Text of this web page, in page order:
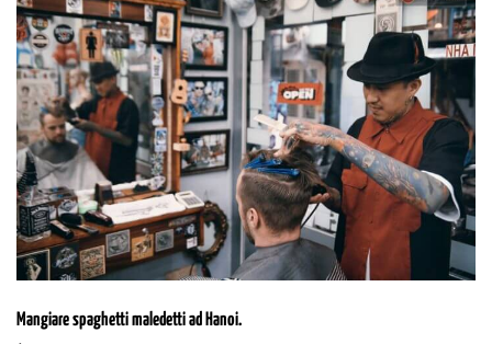
Mangiare spaghetti maledetti ad Hanoi.